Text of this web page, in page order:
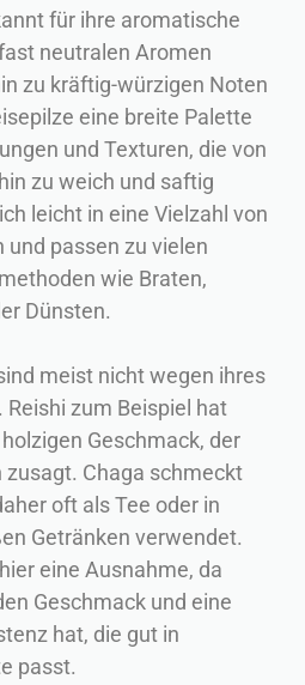
für ihre aromatische
neutralen Aromen
zu kräftig-würzigen Noten
eine breite Palette
und Texturen, die von
zu weich und saftig
leicht in eine Vielzahl von
und passen zu vielen
wie Braten,
Dünsten.
meist nicht wegen ihres
zum Beispiel hat
Geschmack, der
zusagt. Chaga schmeckt
oft als Tee oder in
Getränken verwendet.
eine Ausnahme, da
Geschmack und eine
hat, die gut in
passt.